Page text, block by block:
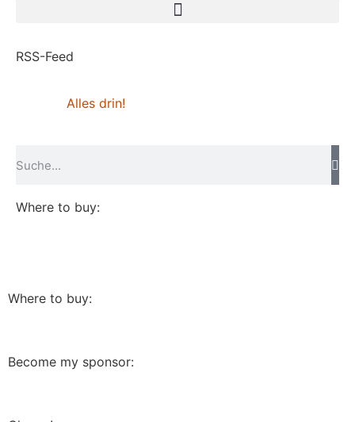
RSS-Feed
Alles drin!
Where to buy:
Where to buy:
Become my sponsor: